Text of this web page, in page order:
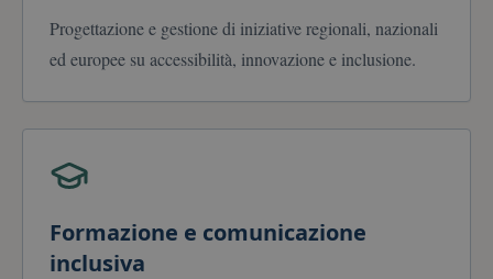
Progettazione e gestione di iniziative regionali, nazionali
ed europee su accessibilità, innovazione e inclusione.
Formazione e comunicazione
inclusiva